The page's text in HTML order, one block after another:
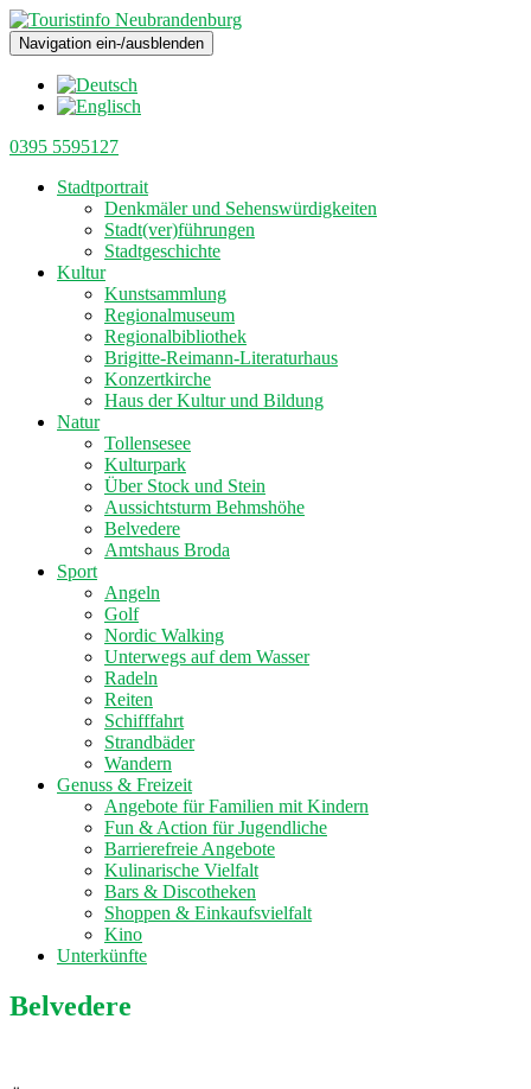
Navigation ein-/ausblenden
0395 5595127
Stadtportrait
Denkmäler und Sehenswürdigkeiten
Stadt(ver)führungen
Stadtgeschichte
Kultur
Kunstsammlung
Regionalmuseum
Regionalbibliothek
Brigitte-Reimann-Literaturhaus
Konzertkirche
Haus der Kultur und Bildung
Natur
Tollensesee
Kulturpark
Über Stock und Stein
Aussichtsturm Behmshöhe
Belvedere
Amtshaus Broda
Sport
Angeln
Golf
Nordic Walking
Unterwegs auf dem Wasser
Radeln
Reiten
Schifffahrt
Strandbäder
Wandern
Genuss & Freizeit
Angebote für Familien mit Kindern
Fun & Action für Jugendliche
Barrierefreie Angebote
Kulinarische Vielfalt
Bars & Discotheken
Shoppen & Einkaufsvielfalt
Kino
Unterkünfte
Belvedere